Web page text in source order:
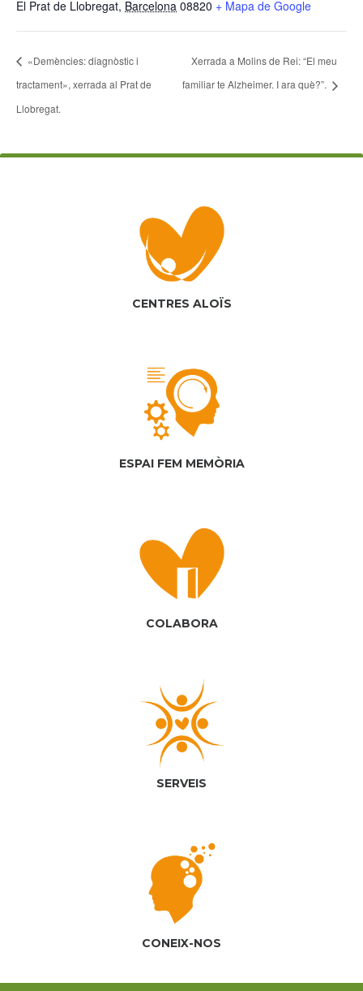
El Prat de Llobregat, Barcelona 08820 + Mapa de Google
«Demències: diagnòstic i
tractament», xerrada al Prat de
Llobregat.
Xerrada a Molins de Rei: “El meu
familiar te Alzheimer. I ara què?”.
CENTRES ALOÏS
ESPAI FEM MEMÒRIA
COLABORA
SERVEIS
CONEIX-NOS